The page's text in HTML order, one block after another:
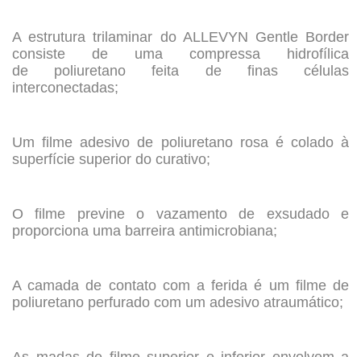
A estrutura trilaminar do ALLEVYN Gentle Border
consiste de uma compressa hidrofílica
de poliuretano feita de finas células
interconectadas;
Um filme adesivo de poliuretano rosa é colado à
superfície superior do curativo;
O filme previne o vazamento de exsudado e
proporciona uma barreira antimicrobiana;
A camada de contato com a ferida é um filme de
poliuretano perfurado com um adesivo atraumático;